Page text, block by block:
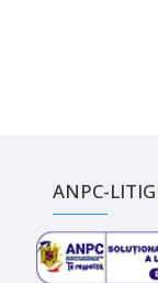
ANPC-